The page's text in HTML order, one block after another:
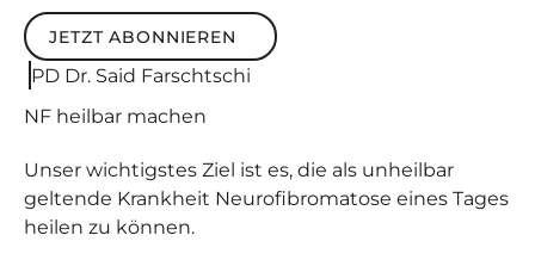
Jetzt abonnieren
JETZT ABONNIEREN
PD Dr. Said Farschtschi
NF heilbarmachen
Unser wichtigstes Ziel ist es, die als unheilbar
geltende Krankheit Neurofibromatose eines Tages
heilen zu können.